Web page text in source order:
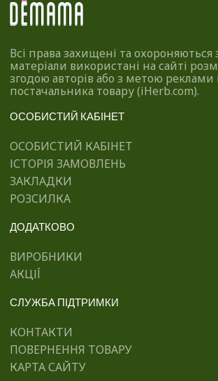
Всі права захищені та охороняються
матеріали використані на сайті
згодою авторів або з метою реклами
постачальника товару (iHerb.com).
ОСОБИСТИЙ КАБІНЕТ
ОСОБИСТИЙ КАБІНЕТ
ІСТОРІЯ ЗАМОВЛЕНЬ
ЗАКЛАДКИ
РОЗСИЛКА
ДОДАТКОВО
ВИРОБНИКИ
АКЦІЇ
СЛУЖБА ПІДТРИМКИ
КОНТАКТИ
ПОВЕРНЕННЯ ТОВАРУ
КАРТА САЙТУ